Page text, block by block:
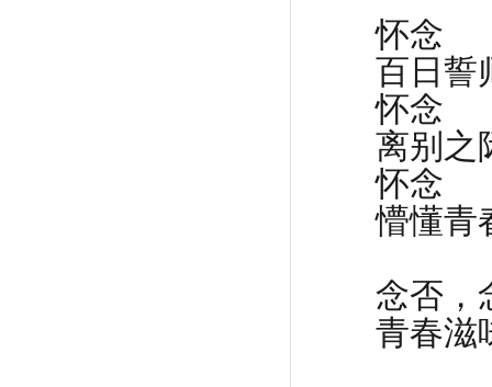
怀念
百日誓
怀念
离别之
怀念
懵懂青
念否，
青春滋